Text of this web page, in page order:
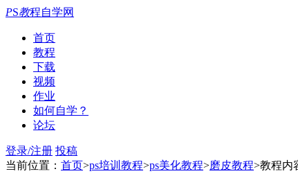
PS教程自学网
首页
教程
下载
视频
作业
如何自学？
论坛
登录/注册 投稿
当前位置： 首页>ps培训教程>ps美化教程>磨皮教程>教程内